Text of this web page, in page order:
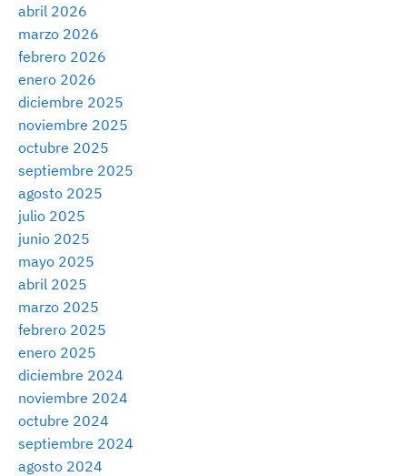
abril 2026
marzo 2026
febrero 2026
enero 2026
diciembre 2025
noviembre 2025
octubre 2025
septiembre 2025
agosto 2025
julio 2025
junio 2025
mayo 2025
abril 2025
marzo 2025
febrero 2025
enero 2025
diciembre 2024
noviembre 2024
octubre 2024
septiembre 2024
agosto 2024